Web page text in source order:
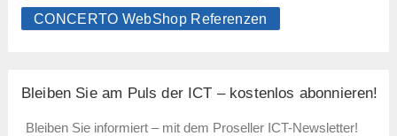
CONCERTO WebShop Referenzen
Bleiben Sie am Puls der ICT – kostenlos abonnieren!
Bleiben Sie informiert – mit dem Proseller ICT-Newsletter!